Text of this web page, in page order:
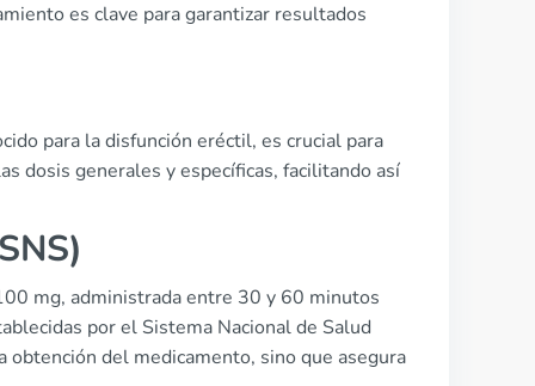
es clave para garantizar resultados
para la disfunción eréctil, es crucial para
dosis generales y específicas, facilitando así
mg, administrada entre 30 y 60 minutos
por el Sistema Nacional de Salud
del medicamento, sino que asegura